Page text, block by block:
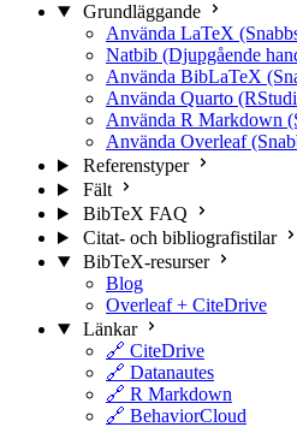
Grundläggande
Använda LaTeX
Natbib (Djupgående
Använda BibLaTeX
Använda Quarto
Använda R Markdown
Använda Overleaf
Referenstyper
Fält
BibTeX FAQ
Citat- och bibliografistilar
BibTeX-resurser
Blog
Overleaf + CiteDrive
Länkar
🔗 CiteDrive
🔗 Datanautes
🔗 R Markdown
🔗 BehaviorCloud